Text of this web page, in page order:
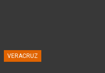
VERACRUZ